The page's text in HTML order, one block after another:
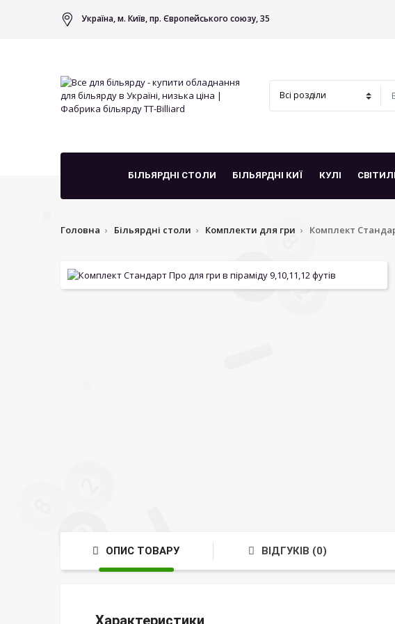
Україна, м. Київ, пр. Європейського союзу, 35
БІЛЬЯРДНІ СТОЛИ БІЛЬЯРДНІ КИЇ КУЛІ
Головна Більярдні столи Комплекти для гри Комплект
ОПИС ТОВАРУ ВІДГУКІВ (0)
Характеристики